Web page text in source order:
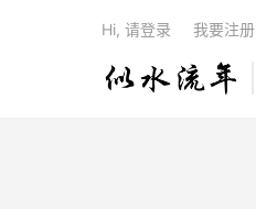
Hi, 请登录 我要注册